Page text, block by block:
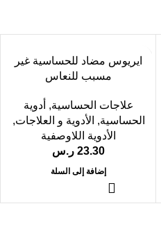
ايريوس مضاد للحساسية غير
مسبب للنعاس
علاجات الحساسية, أدوية
الحساسية, الأدوية و العلاجات,
الأدوية اللاوصفية
23.30 ر.س
إضافة إلى السلة